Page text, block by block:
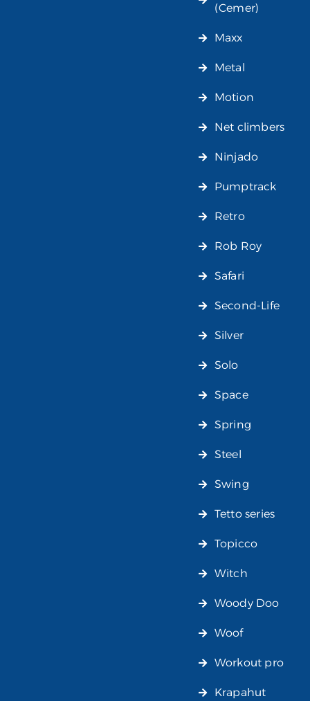
(Cemer)
Maxx
Metal
Motion
Net climbers
Ninjado
Pumptrack
Retro
Rob Roy
Safari
Second-Life
Silver
Solo
Space
Spring
Steel
Swing
Tetto series
Topicco
Witch
Woody Doo
Woof
Workout pro
Krapahut